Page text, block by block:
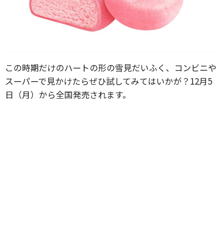
この時期だけのハートの形の雪見だいふく、コンビニや
スーパーで見かけたらぜひ試してみてはいかが？12月5
日（月）から全国発売されます。